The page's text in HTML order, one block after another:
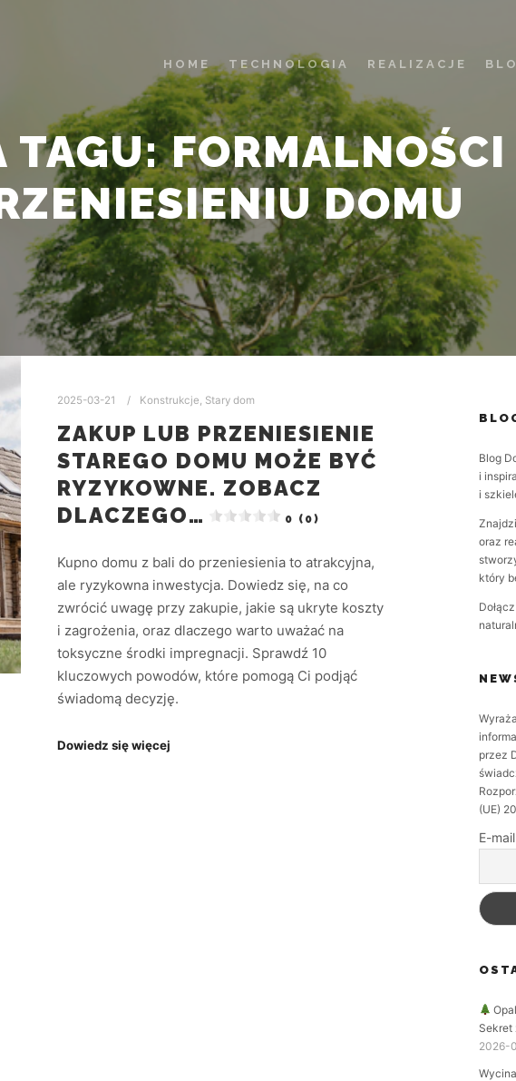
HOME TECHNOLOGIA REALIZACJE
TAGU:FORMALNOŚCI
DOMU
2025-03-21 Konstrukcje, Stary dom
ZAKUP LUB PRZENIESIENIE
STAREGO DOMU MOŻE BYĆ
RYZYKOWNE. ZOBACZ
DLACZEGO…
0 (0)
Kupno domu z bali do przeniesienia to atrakcyjna,
ale ryzykowna inwestycja. Dowiedz się, na co
zwrócić uwagę przy zakupie, jakie są ukryte koszty
i zagrożenia, oraz dlaczego warto uważać na
toksyczne środki impregnacji. Sprawdź 10
kluczowych powodów, które pomogą Ci podjąć
świadomą decyzję.
Dowiedz się więcej
Blog
i
i
oraz
który
przez
(UE)
E-mail
Sekret
2026-